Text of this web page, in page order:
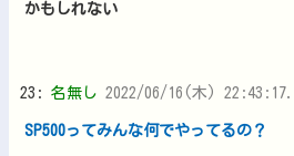
かもしれない
23: 名無し 2022/06/16(木)
SP500ってみんな何でやってるの？